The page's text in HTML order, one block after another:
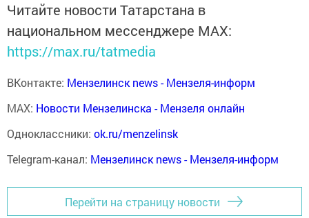
Читайте новости Татарстана в
национальном мессенджере MАХ:
https://max.ru/tatmedia
ВКонтакте: Мензелинск news - Мензеля-информ
MAX: Новости Мензелинска - Мензеля онлайн
Одноклассники: ok.ru/menzelinsk
Telegram-канал: Мензелинск news - Мензеля-информ
Перейти на страницу новости